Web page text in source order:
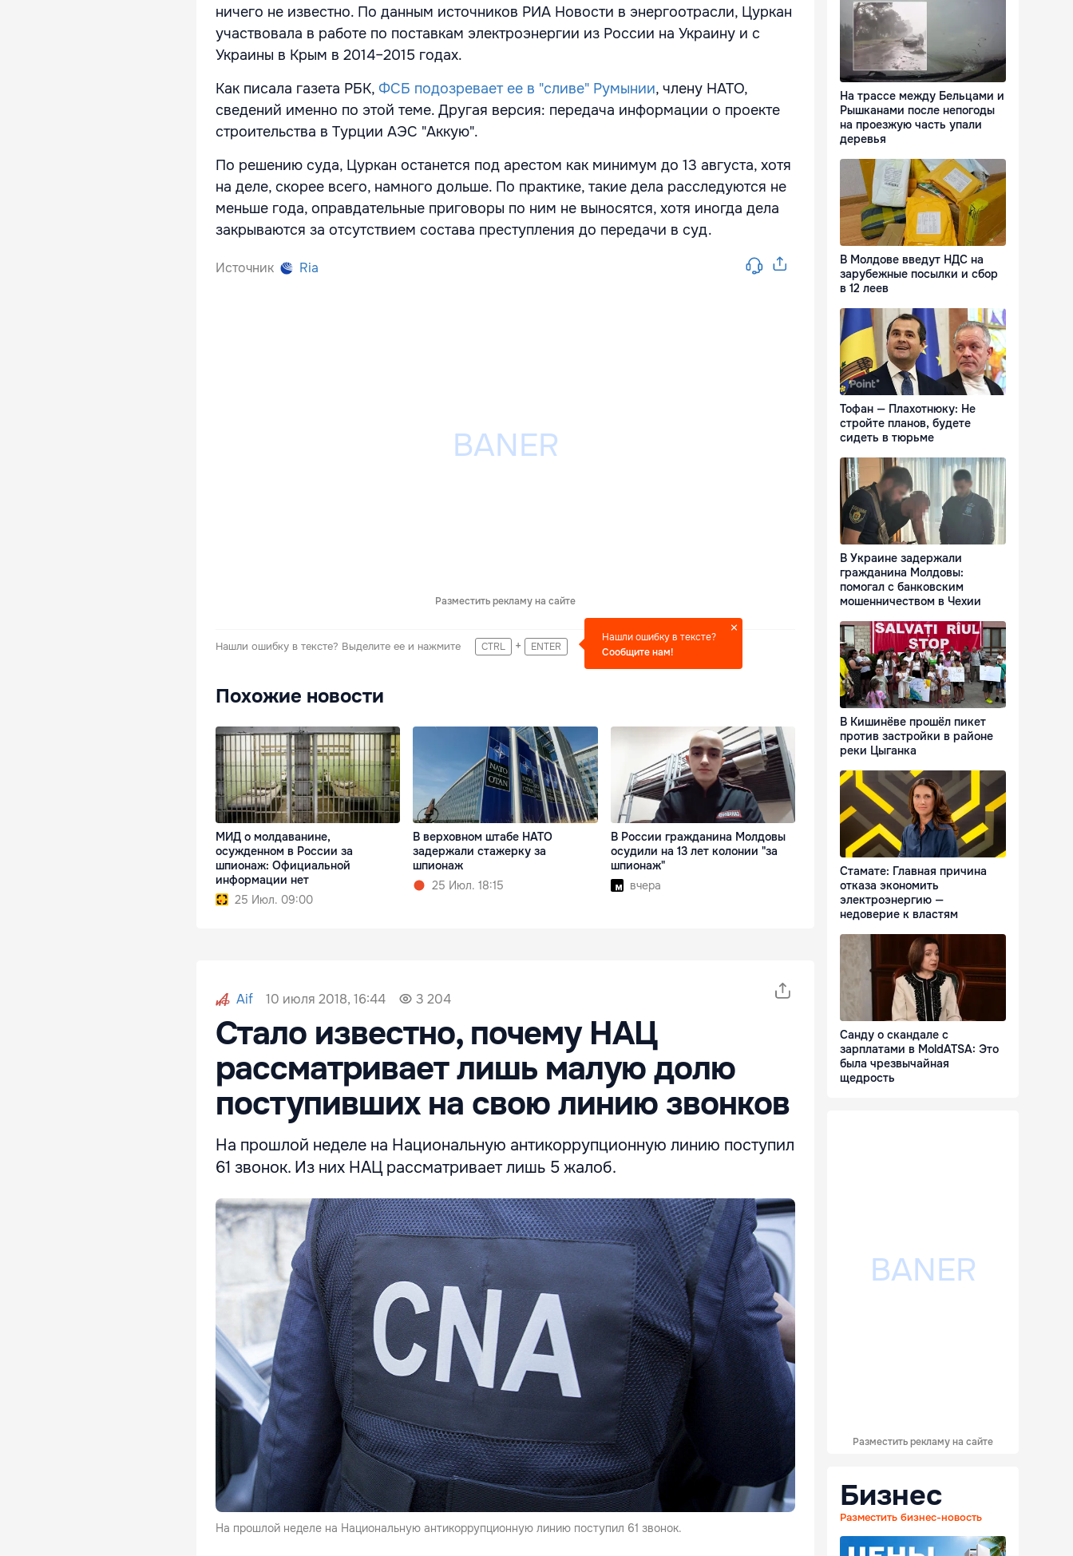
ничего не известно. По данным источников РИА Новости в энергоотрасли, Цуркан
участвовала в работе по поставкам электроэнергии из России на Украину и с
Украины в Крым в 2014–2015 годах.
Как писала газета РБК, ФСБ подозревает ее в "сливе" Румынии, члену НАТО,
сведений именно по этой теме. Другая версия: передача информации о проекте
строительства в Турции АЭС "Аккую".
По решению суда, Цуркан останется под арестом как минимум до 13 августа, хотя
на деле, скорее всего, намного дольше. По практике, такие дела расследуются не
меньше года, оправдательные приговоры по ним не выносятся, хотя иногда дела
закрываются за отсутствием состава преступления до передачи в суд.
Источник Ria
Разместить рекламу на сайте
Нашли ошибку в тексте? Выделите ее и нажмите CTRL + ENTER
Нашли ошибку в тексте?
Сообщите нам!
Похожие новости
МИД о молдаванине,
осужденном в России за
шпионаж: Официальной
информации нет
25 Июл. 09:00
В верховном штабе НАТО
задержали стажерку за
шпионаж
25 Июл. 18:15
В России гражданина Молдовы
осудили на 13 лет колонии "за
шпионаж"
вчера
Aif 10 июля 2018, 16:44 3 204
Стало известно, почему НАЦ
рассматривает лишь малую долю
поступивших на свою линию звонков
На прошлой неделе на Национальную антикоррупционную линию поступил
61 звонок. Из них НАЦ рассматривает лишь 5 жалоб.
На прошлой неделе на Национальную антикоррупционную линию поступил 61 звонок.
На трассе между Бельцами и
Рышканами после непогоды
на проезжую часть упали
деревья
В Молдове введут НДС на
зарубежные посылки и сбор
в 12 леев
Тофан — Плахотнюку: Не
стройте планов, будете
сидеть в тюрьме
В Украине задержали
гражданина Молдовы:
помогал с банковским
мошенничеством в Чехии
В Кишинёве прошёл пикет
против застройки в районе
реки Цыганка
Стамате: Главная причина
отказа экономить
электроэнергию —
недоверие к властям
Санду о скандале с
зарплатами в MoldATSA: Это
была чрезвычайная
щедрость
Разместить рекламу на сайте
Бизнес
Разместить бизнес-новость